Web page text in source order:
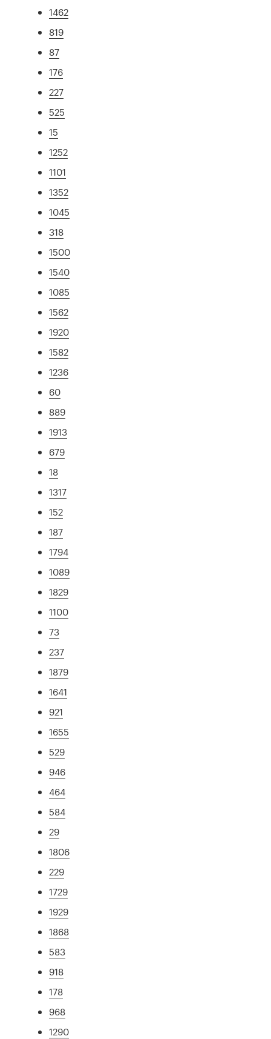
1462
819
87
176
227
525
15
1252
1101
1352
1045
318
1500
1540
1085
1562
1920
1582
1236
60
889
1913
679
18
1317
152
187
1794
1089
1829
1100
73
237
1879
1641
921
1655
529
946
464
584
29
1806
229
1729
1929
1868
583
918
178
968
1290